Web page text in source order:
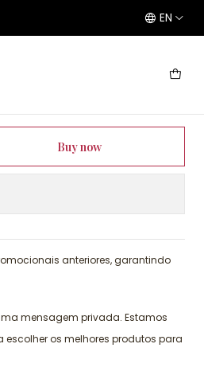
EN
Buy now
anteriores, garantindo
mensagem privada. Estamos
os melhores produtos para